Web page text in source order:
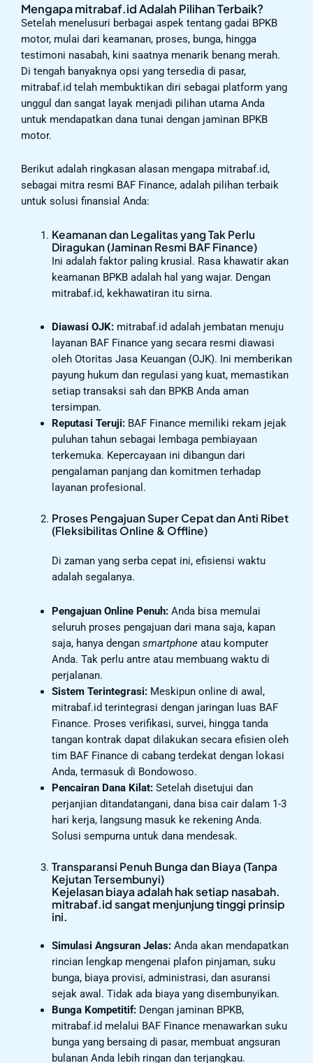
Mengapa mitrabaf.id Adalah Pilihan Terbaik?
Setelah menelusuri berbagai aspek tentang gadai BPKB
motor, mulai dari keamanan, proses, bunga, hingga
testimoni nasabah, kini saatnya menarik benang merah.
Di tengah banyaknya opsi yang tersedia di pasar,
mitrabaf.id telah membuktikan diri sebagai platform yang
unggul dan sangat layak menjadi pilihan utama Anda
untuk mendapatkan dana tunai dengan jaminan BPKB
motor.
Berikut adalah ringkasan alasan mengapa mitrabaf.id,
sebagai mitra resmi BAF Finance, adalah pilihan terbaik
untuk solusi finansial Anda:
Keamanan dan Legalitas yang Tak Perlu
Diragukan (Jaminan Resmi BAF Finance)
Ini adalah faktor paling krusial. Rasa khawatir akan
keamanan BPKB adalah hal yang wajar. Dengan
mitrabaf.id, kekhawatiran itu sirna.
Diawasi OJK:mitrabaf.id adalah jembatan menuju
layanan BAF Finance yang secara resmi diawasi
oleh Otoritas Jasa Keuangan (OJK). Ini memberikan
payung hukum dan regulasi yang kuat, memastikan
setiap transaksi sah dan BPKB Anda aman
tersimpan.
Reputasi Teruji:BAF Finance memiliki rekam jejak
puluhan tahun sebagai lembaga pembiayaan
terkemuka. Kepercayaan ini dibangun dari
pengalaman panjang dan komitmen terhadap
layanan profesional.
Proses Pengajuan Super Cepat dan Anti Ribet
(Fleksibilitas Online & Offline)
Di zaman yang serba cepat ini, efisiensi waktu
adalah segalanya.
Pengajuan Online Penuh:Anda bisa memulai
seluruh proses pengajuan dari mana saja, kapan
saja, hanya dengan smartphoneatau komputer
Anda. Tak perlu antre atau membuang waktu di
perjalanan.
Sistem Terintegrasi:Meskipun online di awal,
mitrabaf.id terintegrasi dengan jaringan luas BAF
Finance. Proses verifikasi, survei, hingga tanda
tangan kontrak dapat dilakukan secara efisien oleh
tim BAF Finance di cabang terdekat dengan lokasi
Anda, termasuk di Bondowoso.
Pencairan Dana Kilat:Setelah disetujui dan
perjanjian ditandatangani, dana bisa cair dalam 1-3
hari kerja, langsung masuk ke rekening Anda.
Solusi sempurna untuk dana mendesak.
Transparansi Penuh Bunga dan Biaya (Tanpa
Kejutan Tersembunyi)
Kejelasan biaya adalah hak setiap nasabah.
mitrabaf.id sangat menjunjung tinggi prinsip
ini.
Simulasi Angsuran Jelas:Anda akan mendapatkan
rincian lengkap mengenai plafon pinjaman, suku
bunga, biaya provisi, administrasi, dan asuransi
sejak awal. Tidak ada biaya yang disembunyikan.
Bunga Kompetitif:Dengan jaminan BPKB,
mitrabaf.id melalui BAF Finance menawarkan suku
bunga yang bersaing di pasar, membuat angsuran
bulanan Anda lebih ringan dan terjangkau.